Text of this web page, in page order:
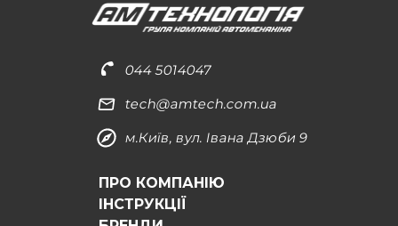
044 5014047
tech@amtech.com.ua
м.Київ, вул. Івана Дзюби 9
ПРО КОМПАНІЮ
ІНСТРУКЦІЇ